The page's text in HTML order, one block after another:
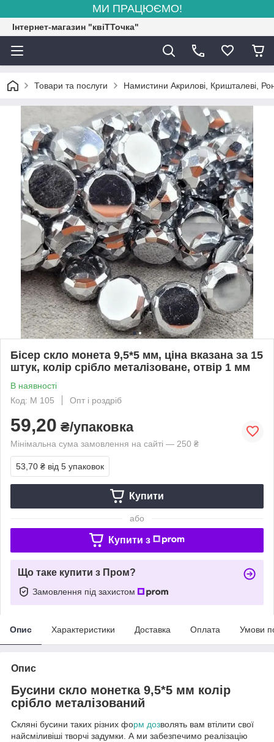
МИ ПРАЦЮЄМО!
Інтернет-магазин "квіТТочка"
Товари та послуги Намистини Акрилові, Кришталеві,
Бісер скло монета 9,5*5 мм, ціна вказана за 15
штук, колір срібло металізоване, отвір 1 мм
В наявності
Код: M 105
Опт і роздріб
59,20 ₴/упаковка
Мінімальна сума замовлення на сайті — 250 ₴
53,70 ₴ від 5 упаковок
Купити
або
Купити з
Що таке купити з Пром?
Замовлення під захистом
Опис Характеристики Доставка Оплата Умови
Опис
Бусини скло монетка 9,5*5 мм колір
срібло металізований
Скляні бусини таких різних форм дозволять вам втілити свої
найсміливіші творчі задумки. А ми забезпечимо реалізацію